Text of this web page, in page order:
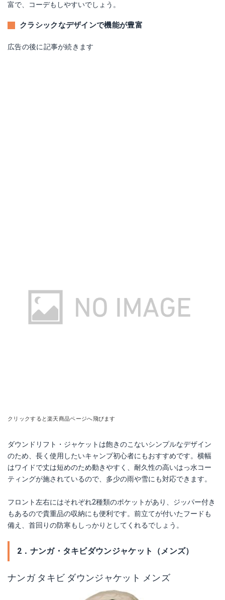
富で、コーデもしやすいでしょう。
クラシックなデザインで機能が豊富
広告の後に記事が続きます
クリックすると楽天商品ページへ飛びます
ダウンドリフト・ジャケットは飽きのこないシンプルなデザイン
のため、長く使用したいキャンプ初心者にもおすすめです。横幅
はワイドで丈は短めのため動きやすく、耐久性の高いはっ水コー
ティングが施されているので、多少の雨や雪にも対応できます。
フロント左右にはそれぞれ2種類のポケットがあり、ジッパー付き
もあるので貴重品の収納にも便利です。前立てが付いたフードも
備え、首回りの防寒もしっかりとしてくれるでしょう。
2．ナンガ・タキビダウンジャケット（メンズ）
ナンガ タキビ ダウンジャケット メンズ